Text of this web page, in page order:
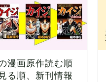
漫画原作読む順
る順、新刊情報